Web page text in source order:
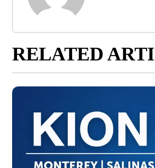
RELATED